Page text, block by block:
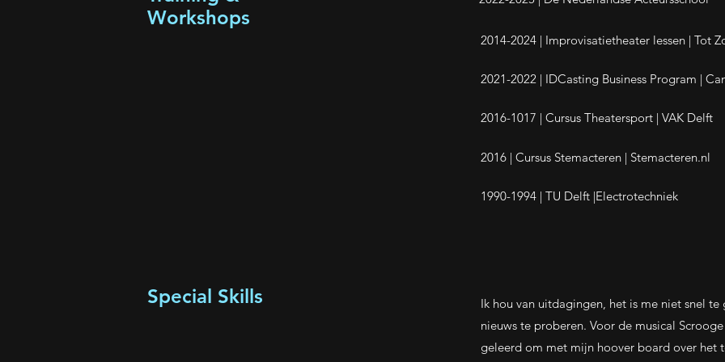
Workshops
2014-2024 | Improvisatietheater lessen | Tot
2021-2022 | IDCasting Business Program |
2016-1017 | Cursus Theatersport | VAK Delft
2016 | Cursus Stemacteren | Stemacteren.nl
1990-1994 | TU Delft |Electrotechniek
Special Skills
Ik hou van uitdagingen, het is me niet snel te
nieuws te proberen. Voor de musical
geleerd om met mijn hoover board over het